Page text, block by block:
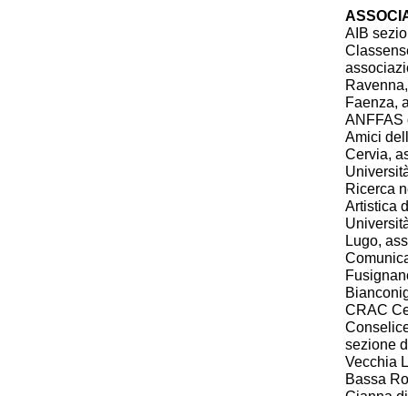
AIB
Faenza,
ANFFAS
Amici
Cervia,
Ricerca
Artistica
Lugo,
CRAC
sezione
Vecchia
Bassa